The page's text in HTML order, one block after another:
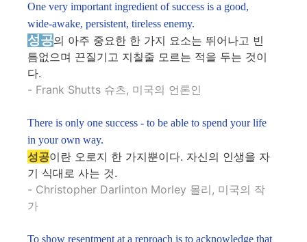
One very important ingredient of success is a good,
wide-awake, persistent, tireless enemy.
성공의 아주 중요한 한 가지 요소는 뛰어나고 빈
틈없으며 끈질기고 지칠줄 모르는 적을 두는 것이
다.
- Frank Shutts 슈츠, 미국의 언론인
There is only one success - to be able to spend your life
in your own way.
성공이란 오로지 한 가지뿐이다. 자신의 인생을 자
기 식대로 사는 것.
- Christopher Darlinton Morley 몰리, 미국의 작
가
To show resentment at a reproach is to acknowledge that